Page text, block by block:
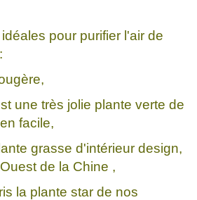
pour purifier l'air de
une très jolie plante verte de
facile,
grasse d'intérieur design,
de la Chine ,
la plante star de nos